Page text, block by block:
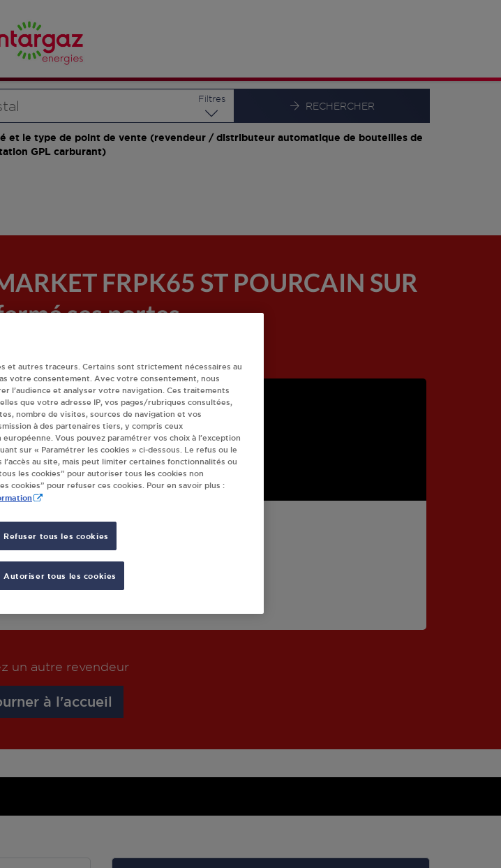
Filtres
RECHERCHER
le type de point de vente (revendeur / distributeur automatique de bouteilles de
GPL carburant)
FRPK65 ST POURCAIN SUR
ses portes
les plus proches !
SAS ST POURCAIN SUR SIOULE
TIVOLI
LE TÉLÉPHONE
un autre revendeur
à l'accueil
et autres traceurs. Certains sont strictement nécessaires au
votre consentement. Avec votre consentement, nous
l’audience et analyser votre navigation. Ces traitements
que votre adresse IP, vos pages/rubriques consultées,
nombre de visites, sources de navigation et vos
à des partenaires tiers, y compris ceux
Vous pouvez paramétrer vos choix à l’exception
sur « Paramétrer les cookies » ci-dessous. Le refus ou le
au site, mais peut limiter certaines fonctionnalités ou
les cookies” pour autoriser tous les cookies non
cookies” pour refuser ces cookies. Pour en savoir plus :
Refuser tous les cookies
Autoriser tous les cookies